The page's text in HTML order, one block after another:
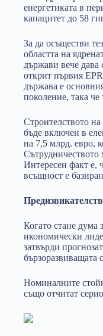
енергетиката в
капацитет до 58
За да осъществи
областта на
държави вече
открит първия
държава е
поколение, така
Строителството
бъде включен в
на 7,5 млрд. евро,
Сътрудничеството
Интересен факт е,
всъщност е
Когато стане
икономически
затвърди
бързоразвиващата
Номиналните
също отчитат